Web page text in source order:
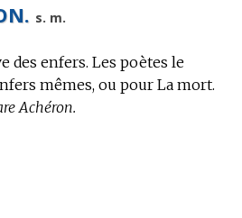
s. m.
des enfers. Les poètes le
mêmes, ou pour La mort.
Achéron.